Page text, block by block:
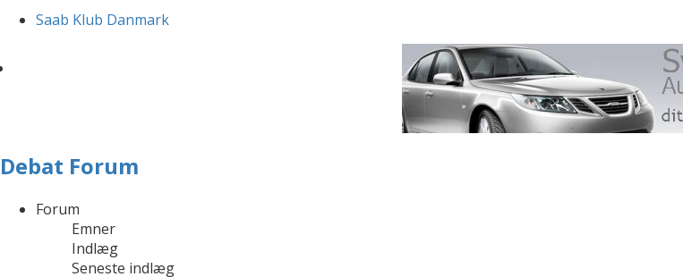
Saab Klub Danmark
Debat Forum
Forum
Emner
Indlæg
Seneste indlæg